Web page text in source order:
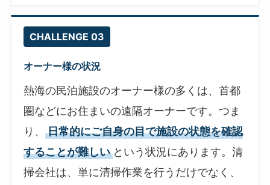
CHALLENGE 03
オーナー様の状況
熱海の民泊施設のオーナー様の多くは、首都
圏などにお住まいの遠隔オーナーです。つま
り、
日常的にご自身の目で施設の状態を確認
することが難しいという状況にあります。清
掃会社は、単に清掃作業を行うだけでなく、